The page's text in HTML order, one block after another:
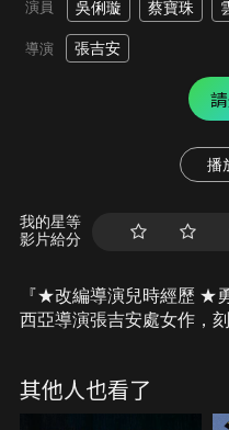
演員 吳俐璇 蔡寶珠
導演 張吉安
播
我的星等
影片給分
『★改編導演兒時經歷 ★
西亞導演張吉安處女作，
吐染血鏽釘。遠嫁至鄉村
壁，迫於無奈轉而求助民
其他人也看了